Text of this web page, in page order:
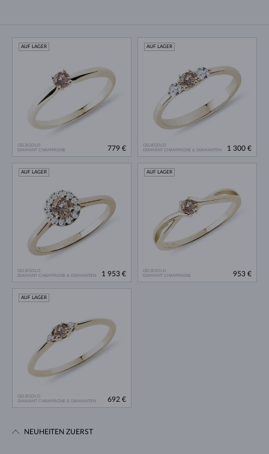
GELBGOLD
DIAMANT CHAMPAGNE
AUF LAGER
779 €
GELBGOLD
DIAMANT CHAMPAGNE & DIAMANTEN
AUF LAGER
1 300 €
GELBGOLD
DIAMANT CHAMPAGNE & DIAMANTEN
AUF LAGER
1 953 €
GELBGOLD
DIAMANT CHAMPAGNE
AUF LAGER
953 €
GELBGOLD
DIAMANT CHAMPAGNE & DIAMANTEN
AUF LAGER
692 €
NEUHEITEN ZUERST